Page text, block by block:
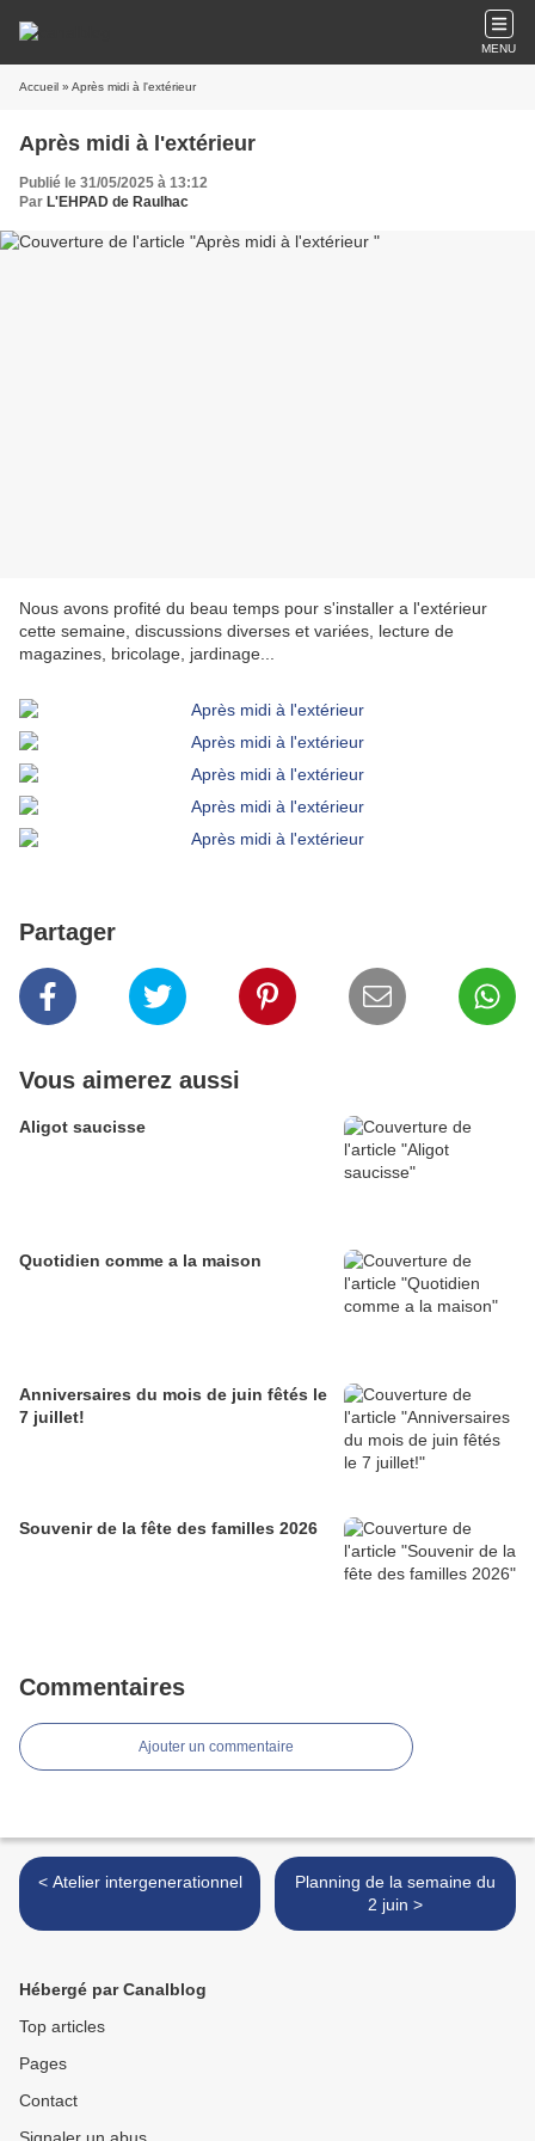
MENU
Accueil » Après midi à l'extérieur
Après midi à l'extérieur
Publié le 31/05/2025 à 13:12
Par L'EHPAD de Raulhac
Nous avons profité du beau temps pour s'installer a l'extérieur
cette semaine, discussions diverses et variées, lecture de
magazines, bricolage, jardinage...
Partager
Vous aimerez aussi
Aligot saucisse
Quotidien comme a la maison
Anniversaires du mois de juin fêtés le
7 juillet!
Souvenir de la fête des familles 2026
Commentaires
Ajouter un commentaire
< Atelier intergenerationnel
Planning de la semaine du
2 juin >
Hébergé par Canalblog
Top articles
Pages
Contact